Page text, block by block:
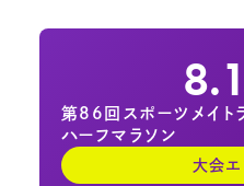
第86回スポーツメイト
ハーフマラソン
大会エ